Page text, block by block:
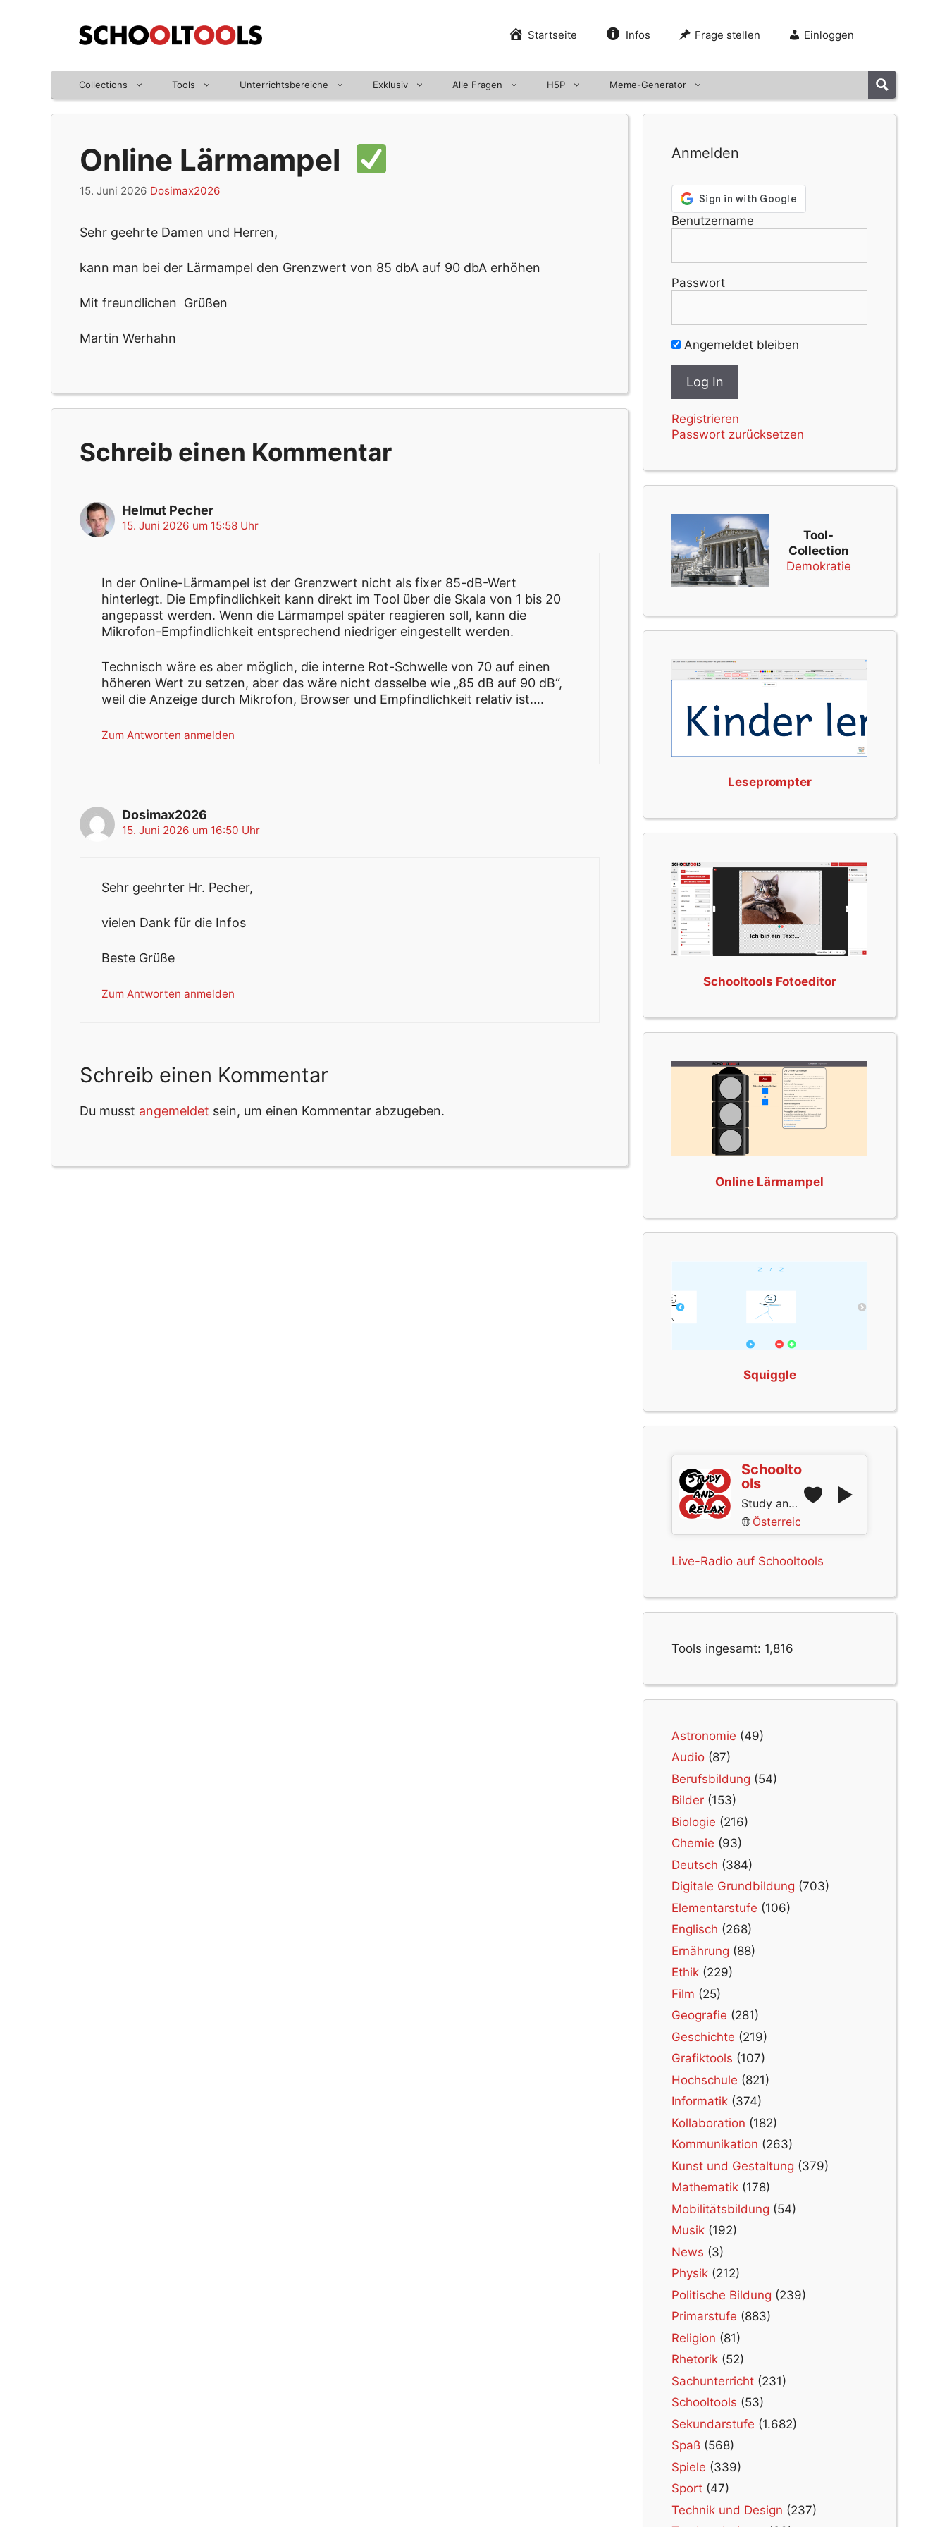
Startseite Infos Frage stellen Einloggen
Collections Tools Unterrichtsbereiche Exklusiv Alle Fragen H5P Meme-Generator
Online Lärmampel
15. Juni 2026 Dosimax2026
Sehr geehrte Damen und Herren,
kann man bei der Lärmampel den Grenzwert von 85 dbA auf 90 dbA erhöhen
Mit freundlichen Grüßen
Martin Werhahn
Schreib einen Kommentar
Helmut Pecher
15. Juni 2026 um 15:58 Uhr
In der Online-Lärmampel ist der Grenzwert nicht als fixer 85-dB-Wert
hinterlegt. Die Empfindlichkeit kann direkt im Tool über die Skala von 1 bis 20
angepasst werden. Wenn die Lärmampel später reagieren soll, kann die
Mikrofon-Empfindlichkeit entsprechend niedriger eingestellt werden.
Technisch wäre es aber möglich, die interne Rot-Schwelle von 70 auf einen
höheren Wert zu setzen, aber das wäre nicht dasselbe wie „85 dB auf 90 dB“,
weil die Anzeige durch Mikrofon, Browser und Empfindlichkeit relativ ist….
Zum Antworten anmelden
Dosimax2026
15. Juni 2026 um 16:50 Uhr
Sehr geehrter Hr. Pecher,
vielen Dank für die Infos
Beste Grüße
Zum Antworten anmelden
Schreib einen Kommentar
Du musst angemeldet sein, um einen Kommentar abzugeben.
Anmelden
Benutzername
Passwort
Angemeldet bleiben
Registrieren
Passwort zurücksetzen
Tool-
Collection
Demokratie
Leseprompter
Schooltools Fotoeditor
Online Lärmampel
Squiggle
Schoolto
ols
Study and Relax
Österreich
Live-Radio auf Schooltools
Tools ingesamt: 1,816
Astronomie (49)
Audio (87)
Berufsbildung (54)
Bilder (153)
Biologie (216)
Chemie (93)
Deutsch (384)
Digitale Grundbildung (703)
Elementarstufe (106)
Englisch (268)
Ernährung (88)
Ethik (229)
Film (25)
Geografie (281)
Geschichte (219)
Grafiktools (107)
Hochschule (821)
Informatik (374)
Kollaboration (182)
Kommunikation (263)
Kunst und Gestaltung (379)
Mathematik (178)
Mobilitätsbildung (54)
Musik (192)
News (3)
Physik (212)
Politische Bildung (239)
Primarstufe (883)
Religion (81)
Rhetorik (52)
Sachunterricht (231)
Schooltools (53)
Sekundarstufe (1.682)
Spaß (568)
Spiele (339)
Sport (47)
Technik und Design (237)